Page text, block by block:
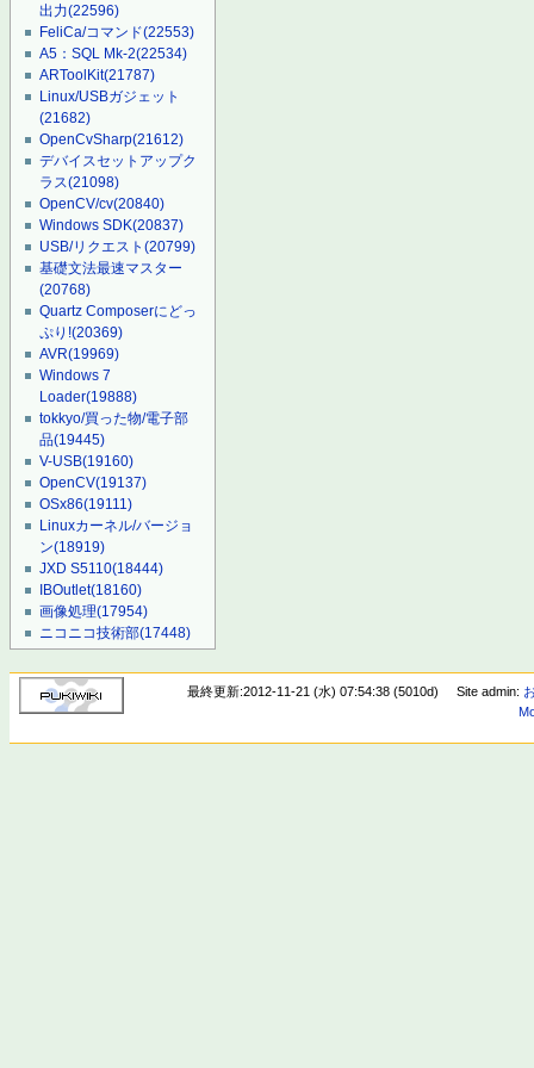
出力(22596)
FeliCa/コマンド(22553)
A5：SQL Mk-2(22534)
ARToolKit(21787)
Linux/USBガジェット
(21682)
OpenCvSharp(21612)
デバイスセットアップク
ラス(21098)
OpenCV/cv(20840)
Windows SDK(20837)
USB/リクエスト(20799)
基礎文法最速マスター
(20768)
Quartz Composerにどっ
ぷり!(20369)
AVR(19969)
Windows 7
Loader(19888)
tokkyo/買った物/電子部
品(19445)
V-USB(19160)
OpenCV(19137)
OSx86(19111)
Linuxカーネル/バージョ
ン(18919)
JXD S5110(18444)
IBOutlet(18160)
画像処理(17954)
ニコニコ技術部(17448)
最終更新:2012-11-21 (水) 07:54:38 (5010d) Site admin: